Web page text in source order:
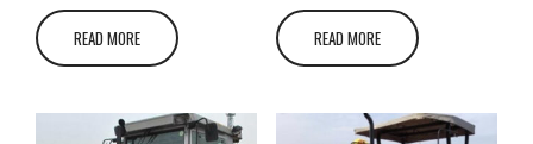
READ MORE READ MORE